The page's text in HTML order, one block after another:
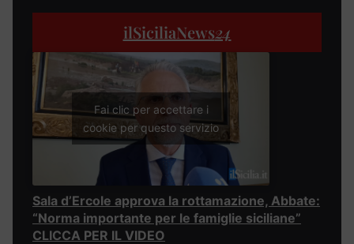
ilSiciliaNews24
Fai clic per accettare i
cookie per questo servizio
Sala d’Ercole approva la rottamazione, Abbate:
“Norma importante per le famiglie siciliane”
CLICCA PER IL VIDEO